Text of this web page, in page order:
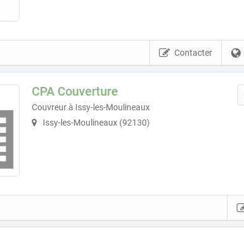
Contacter
CPA Couverture
Couvreur à Issy-les-Moulineaux
Issy-les-Moulineaux (92130)